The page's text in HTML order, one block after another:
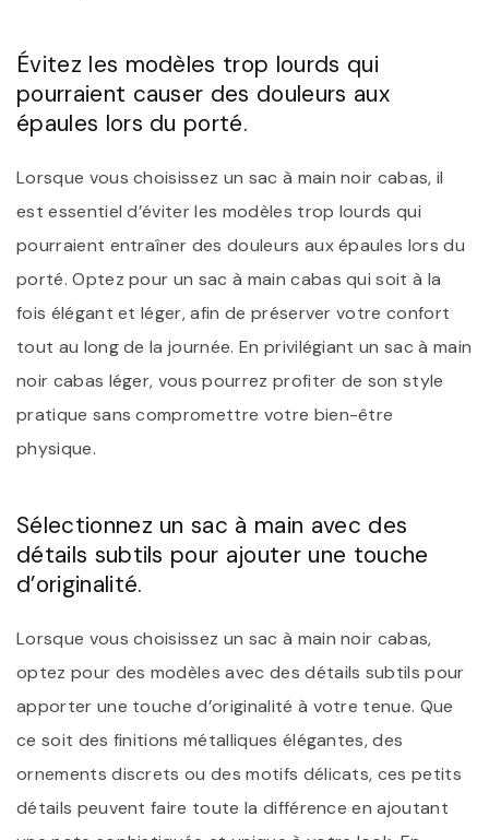
Évitez les modèles trop lourds qui
pourraient causer des douleurs aux
épaules lors du porté.
Lorsque vous choisissez un sac à main noir cabas, il
est essentiel d’éviter les modèles trop lourds qui
pourraient entraîner des douleurs aux épaules lors du
porté. Optez pour un sac à main cabas qui soit à la
fois élégant et léger, afin de préserver votre confort
tout au long de la journée. En privilégiant un sac à main
noir cabas léger, vous pourrez profiter de son style
pratique sans compromettre votre bien-être
physique.
Sélectionnez un sac à main avec des
détails subtils pour ajouter une touche
d’originalité.
Lorsque vous choisissez un sac à main noir cabas,
optez pour des modèles avec des détails subtils pour
apporter une touche d’originalité à votre tenue. Que
ce soit des finitions métalliques élégantes, des
ornements discrets ou des motifs délicats, ces petits
détails peuvent faire toute la différence en ajoutant